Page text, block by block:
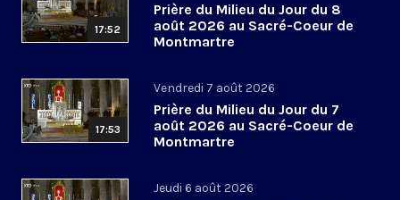
17:52
Prière du Milieu du Jour du 8
août 2026 au Sacré-Coeur de
Montmartre
17:53
Vendredi 7 août 2026
Prière du Milieu du Jour du 7
août 2026 au Sacré-Coeur de
Montmartre
Jeudi 6 août 2026